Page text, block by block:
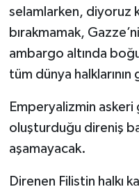
selamlarken, diyoruz
bırakmamak,
ambargo altında
tüm dünya
Emperyalizmin askeri
oluşturduğu direniş
aşamayacak.
Direnen Filistin halkı